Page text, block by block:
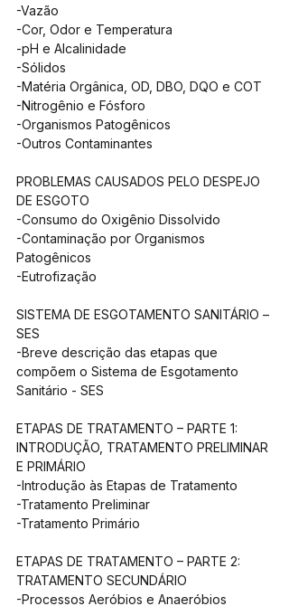
-Vazão
-Cor, Odor e Temperatura
-pH e Alcalinidade
-Sólidos
-Matéria Orgânica, OD, DBO, DQO e COT
-Nitrogênio e Fósforo
-Organismos Patogênicos
-Outros Contaminantes
PROBLEMAS CAUSADOS PELO DESPEJO
DE ESGOTO
-Consumo do Oxigênio Dissolvido
-Contaminação por Organismos
Patogênicos
-Eutrofização
SISTEMA DE ESGOTAMENTO SANITÁRIO –
SES
-Breve descrição das etapas que
compõem o Sistema de Esgotamento
Sanitário - SES
ETAPAS DE TRATAMENTO – PARTE 1:
INTRODUÇÃO, TRATAMENTO PRELIMINAR
E PRIMÁRIO
-Introdução às Etapas de Tratamento
-Tratamento Preliminar
-Tratamento Primário
ETAPAS DE TRATAMENTO – PARTE 2:
TRATAMENTO SECUNDÁRIO
-Processos Aeróbios e Anaeróbios